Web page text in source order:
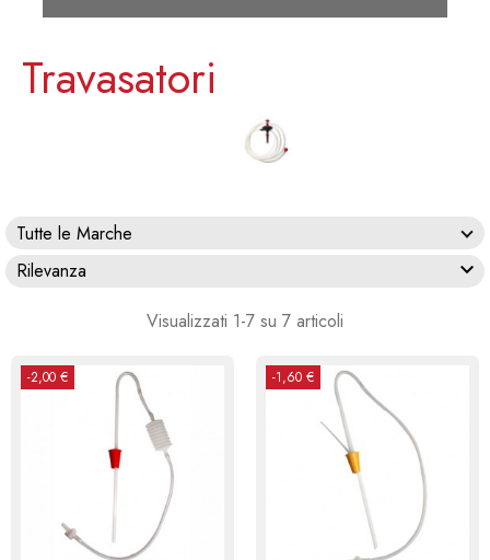
Travasatori
Tutte le Marche
Rilevanza

Visualizzati 1-7 su 7 articoli
-2,00 € -1,60 €